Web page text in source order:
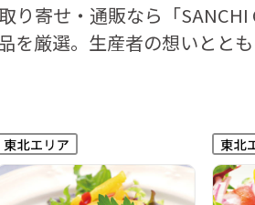
り寄せ・通販なら「
を厳選。生産者の想いとと